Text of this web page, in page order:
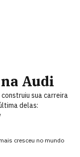
Audi
sua carreira
delas:
cresceu no mundo